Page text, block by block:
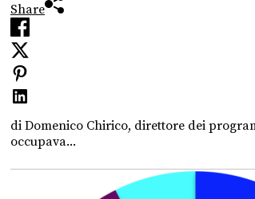
Share
di Domenico Chirico, direttore dei
occupava...